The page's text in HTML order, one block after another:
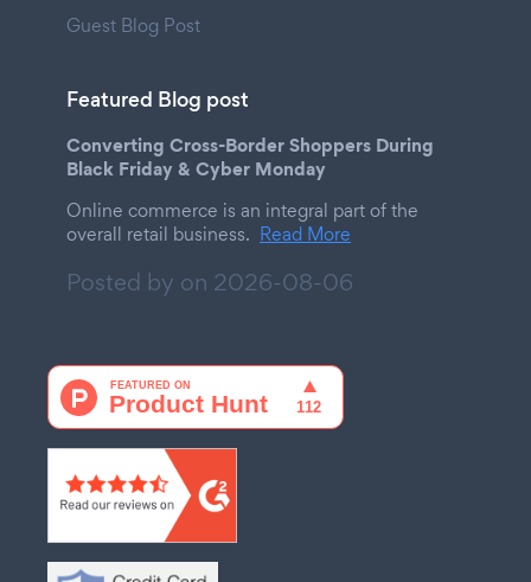
Guest Blog Post
Featured Blog post
Converting Cross-Border Shoppers During
Black Friday & Cyber Monday
Online commerce is an integral part of the
overall retail business. Read More
Posted by on 2026-08-06